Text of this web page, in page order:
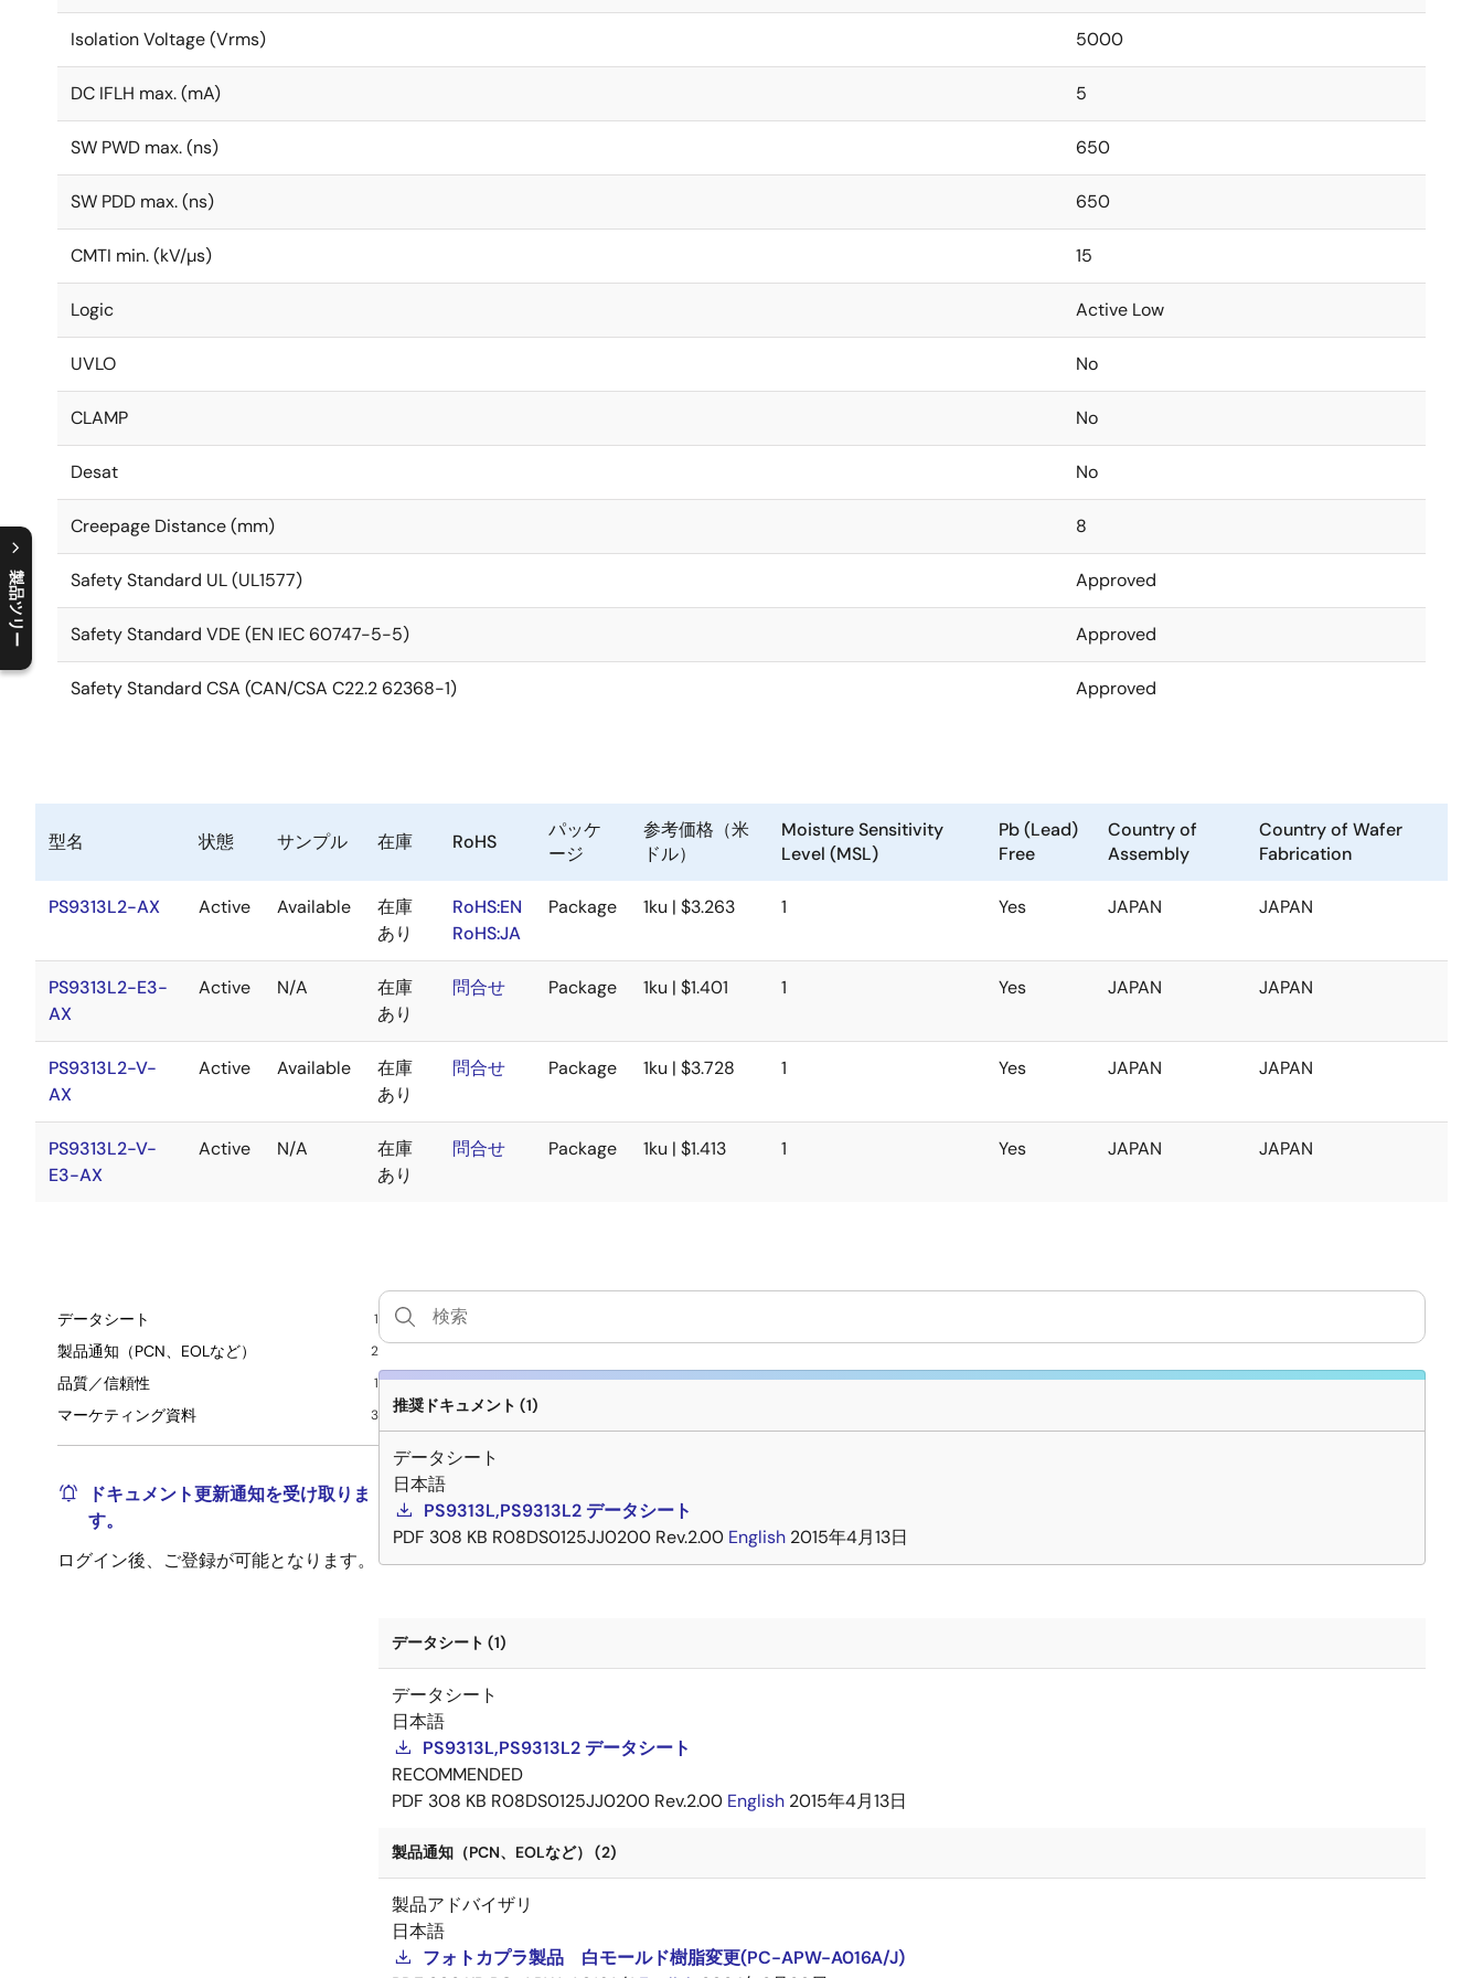
製品ツリー
C
l
o
s
e
p
r
o
d
u
c
t
t
r
e
e
m
e
n
O
p
e
n
p
r
o
d
u
c
t
t
r
e
e
m
e
n
Isolation Voltage (Vrms) 5000
DC IFLH max. (mA) 5
SW PWD max. (ns) 650
SW PDD max. (ns) 650
CMTI min. (kV/µs) 15
Logic Active Low
UVLO No
CLAMP No
Desat No
Creepage Distance (mm) 8
Safety Standard UL (UL1577) Approved
Safety Standard VDE (EN IEC 60747-5-5) Approved
Safety Standard CSA (CAN/CSA C22.2 62368-1) Approved
型名 状態 サンプル 在庫 RoHS
パッケ
ージ
参考価格（米
ドル）
Moisture Sensitivity
Level (MSL)
Pb (Lead)
Free
Country of
Assembly
Country of Wafer
Fabrication
PS9313L2-AX Active Available
在庫
あり
RoHS:EN
RoHS:JA
Package 1ku | $3.263 1 Yes JAPAN JAPAN
PS9313L2-E3-
AX
Active N/A
在庫
あり
問合せ Package 1ku | $1.401 1 Yes JAPAN JAPAN
PS9313L2-V-
AX
Active Available
在庫
あり
問合せ Package 1ku | $3.728 1 Yes JAPAN JAPAN
PS9313L2-V-
E3-AX
Active N/A
在庫
あり
問合せ Package 1ku | $1.413 1 Yes JAPAN JAPAN
データシート 1
製品通知（PCN、EOLなど） 2
品質／信頼性 1
マーケティング資料 3
ドキュメント更新通知を受け取りま
す。
ログイン後、ご登録が可能となります。
推奨ドキュメント (1)
データシート
日本語
PS9313L,PS9313L2 データシート
PDF 308 KB R08DS0125JJ0200 Rev.2.00 English 2015年4月13日
データシート (1)
データシート
日本語
PS9313L,PS9313L2 データシート
RECOMMENDED
PDF 308 KB R08DS0125JJ0200 Rev.2.00 English 2015年4月13日
製品通知（PCN、EOLなど） (2)
製品アドバイザリ
日本語
フォトカプラ製品 白モールド樹脂変更(PC-APW-A016A/J)